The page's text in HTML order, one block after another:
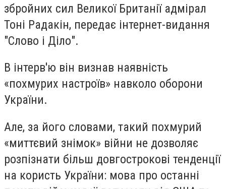
збройних сил Великої Британії адмірал
Тоні Радакін, передає інтернет-видання
"Слово і Діло".
В інтерв'ю він визнав наявність
«похмурих настроїв» навколо оборони
України.
Але, за його словами, такий похмурий
«миттєвий знімок» війни не дозволяє
розпізнати більш довгострокові тенденції
на користь України: мова про останні